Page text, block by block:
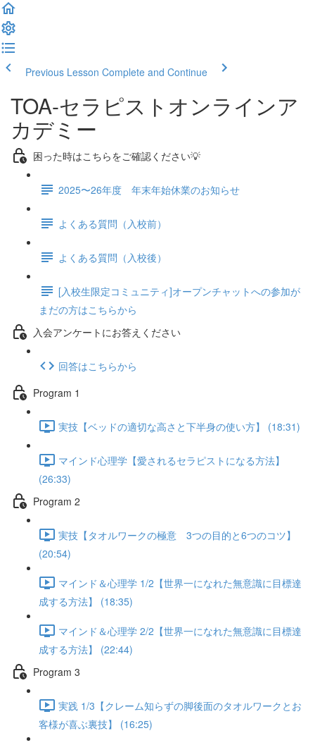
Previous Lesson Complete and Continue
TOA-セラピストオンラインア
カデミー
困った時はこちらをご確認ください💡
2025〜26年度 年末年始休業のお知らせ
よくある質問（入校前）
よくある質問（入校後）
[入校生限定コミュニティ]オープンチャットへの参加が
まだの方はこちらから
入会アンケートにお答えください
回答はこちらから
Program 1
実技【ベッドの適切な高さと下半身の使い方】 (18:31)
マインド心理学【愛されるセラピストになる方法】
(26:33)
Program 2
実技【タオルワークの極意 3つの目的と6つのコツ】
(20:54)
マインド＆心理学 1/2【世界一になれた無意識に目標達
成する方法】 (18:35)
マインド＆心理学 2/2【世界一になれた無意識に目標達
成する方法】 (22:44)
Program 3
実践 1/3【クレーム知らずの脚後面のタオルワークとお
客様が喜ぶ裏技】 (16:25)